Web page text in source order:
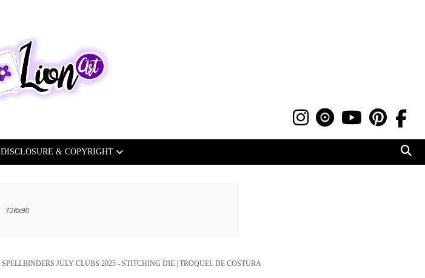
DISCLOSURE & COPYRIGHT
SPELLBINDERS JULY CLUBS 2025 - STITCHING DIE | TROQUEL DE COSTURA